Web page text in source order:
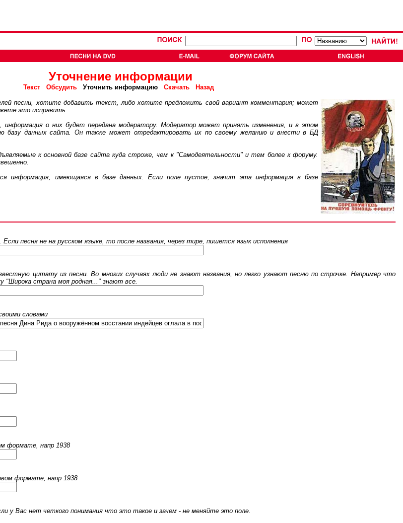
Уточнение информации
Текст Обсудить Уточнить информацию Скачать Назад
песни, хотите добавить текст, либо хотите предложить свой вариант комментария; может
это исправить.
о них будет передана модератору. Модератор может принять изменения, и в этом
базу данных сайта. Он также может отредактировать их по своему желанию и внести в БД
к основной базе сайта куда строже, чем к "Самодеятельности" и тем более к форуму.
имеющаяся в базе данных. Если поле пустое, значит эта информация в базе
Если песня не на русском языке, то после названия, через тире, пишется язык исполнения
цитату из песни. Во многих случаях люди не знают названия, но легко узнают песню по строчке. Например что
"Широка страна моя родная..." знают все.
словами
формате, напр 1938
формате, напр 1938
у Вас нет четкого понимания что это такое и зачем - не меняйте это поле.